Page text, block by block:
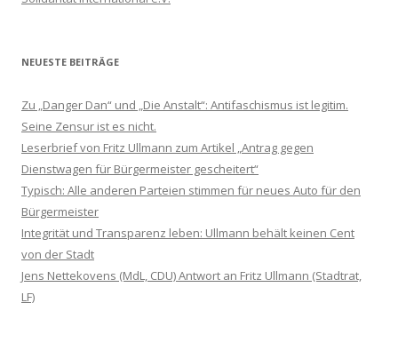
NEUESTE BEITRÄGE
Zu „Danger Dan“ und „Die Anstalt“: Antifaschismus ist legitim.
Seine Zensur ist es nicht.
Leserbrief von Fritz Ullmann zum Artikel „Antrag gegen
Dienstwagen für Bürgermeister gescheitert“
Typisch: Alle anderen Parteien stimmen für neues Auto für den
Bürgermeister
Integrität und Transparenz leben: Ullmann behält keinen Cent
von der Stadt
Jens Nettekovens (MdL, CDU) Antwort an Fritz Ullmann (Stadtrat,
LF)